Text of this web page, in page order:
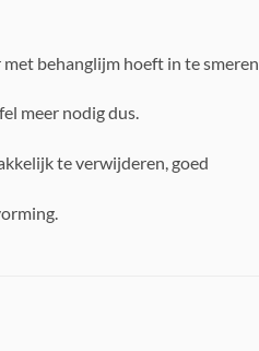
behanglijm hoeft in te smeren
meer nodig dus.
te verwijderen, goed